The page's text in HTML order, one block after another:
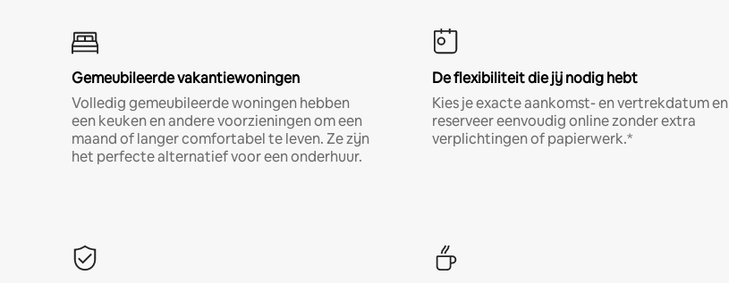
Gemeubileerde vakantiewoningen
Volledig gemeubileerde woningen hebben
een keuken en andere voorzieningen om een
maand of langer comfortabel te leven. Ze zijn
het perfecte alternatief voor een onderhuur.
De flexibiliteit die jij nodig hebt
Kies je exacte aankomst- en vertrekdatum en
reserveer eenvoudig online zonder extra
verplichtingen of papierwerk.*